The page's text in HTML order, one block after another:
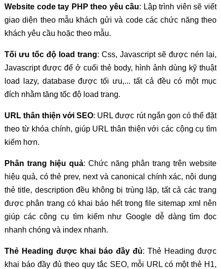
Website code tay PHP theo yêu cầu: Lập trình viên sẽ viết
giao diện theo mẫu khách gửi và code các chức năng theo
khách yêu cầu hoặc theo mẫu.
Tối ưu tốc độ load trang: Css, Javascript sẽ được nén lại,
Javascript được để ở cuối thẻ body, hình ảnh dùng kỹ thuật
load lazy, database được tối ưu,... tất cả đều có một mục
đích nhằm tăng tốc độ load trang.
URL thân thiện với SEO: URL được rút ngắn gọn có thể đặt
theo từ khóa chính, giúp URL thân thiện với các cộng cụ tìm
kiếm hơn.
Phân trang hiệu quả: Chức năng phân trang trên website
hiệu quả, có thẻ prev, next và canonical chính xác, nội dung
thẻ title, description đều không bị trùng lặp, tất cả các trang
được phân trang có khai báo hết trong file sitemap xml nên
giúp các công cụ tìm kiếm như Google dễ dàng tìm đọc
nhanh chóng và index nhanh.
Thẻ Heading được khai báo đầy đủ: Thẻ Heading được
khai báo đầy đủ theo quy tắc SEO, mỗi URL có một thẻ H1,